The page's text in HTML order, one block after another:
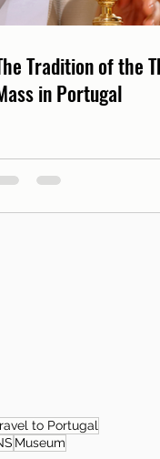
Tradition of the
in Portugal
to Portugal
Museum